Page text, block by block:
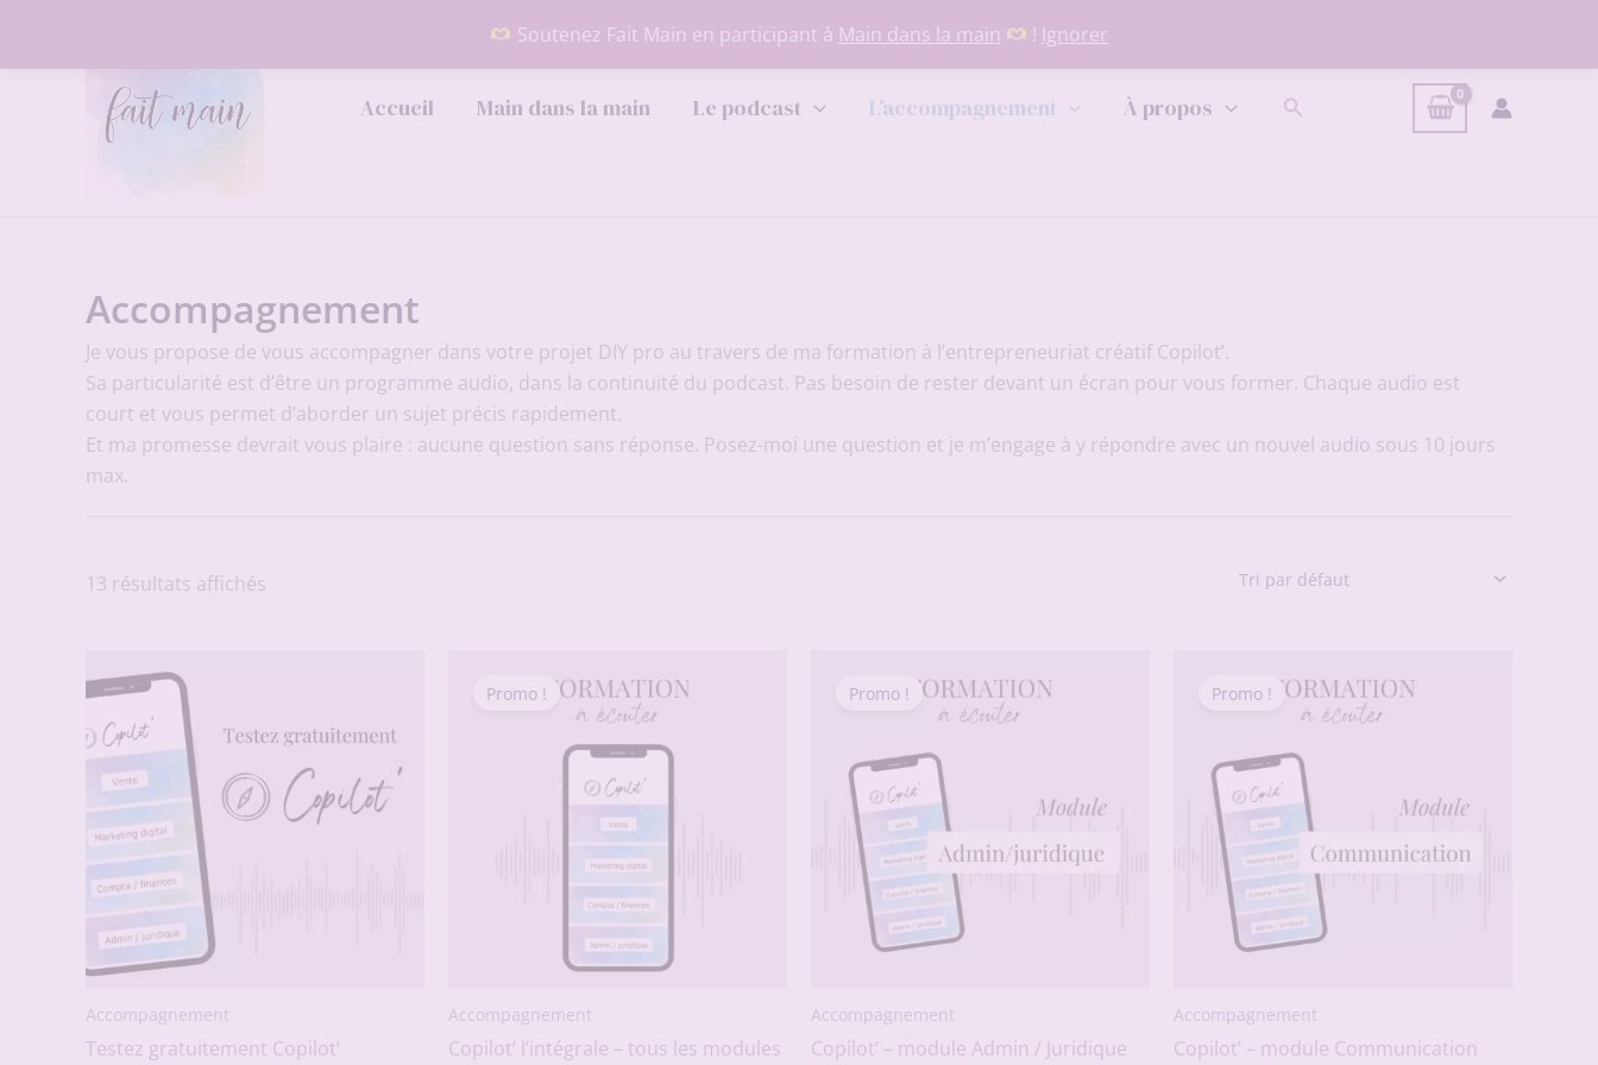
Soutenez Fait Main en participant à Main dans la main ! Ignorer
contenu
Accueil Main dans la main Le podcast L’accompagnement À propos Rechercher
Accompagnement
Je vous propose de vous accompagner dans votre projet DIY pro au travers de ma formation à l’entrepreneuriat créatif Copilot’.
Sa particularité est d’être un programme audio, dans la continuité du podcast. Pas besoin de rester devant un écran pour vous former. Chaque audio est
court et vous permet d’aborder un sujet précis rapidement.
Et ma promesse devrait vous plaire : aucune question sans réponse. Posez-moi une question et je m’engage à y répondre avec un nouvel audio sous 10 jours
max.
13 résultats affichés
Accompagnement
Testez gratuitement Copilot’
Promo !
Accompagnement
Copilot’ l’intégrale – tous les modules
Promo !
Accompagnement
Copilot’ – module Admin / Juridique
Promo !
Accompagnement
Copilot’ – module Communication